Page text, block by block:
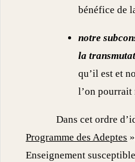
bénéfice de
notre
la
qu’il est et
l’on pourrait
Dans cet ordre
Programme des Adeptes
Enseignement